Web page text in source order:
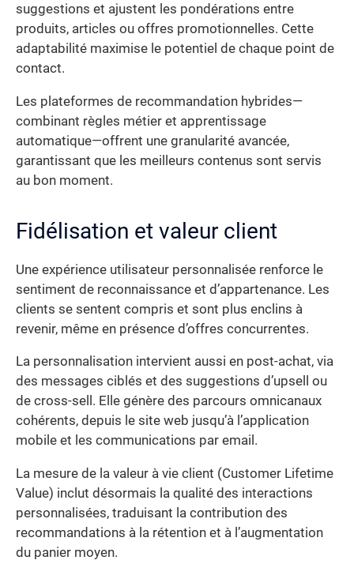
suggestions et ajustent les pondérations entre
produits, articles ou offres promotionnelles. Cette
adaptabilité maximise le potentiel de chaque point de
contact.
Les plateformes de recommandation hybrides—
combinant règles métier et apprentissage
automatique—offrent une granularité avancée,
garantissant que les meilleurs contenus sont servis
au bon moment.
Fidélisation et valeur client
Une expérience utilisateur personnalisée renforce le
sentiment de reconnaissance et d’appartenance. Les
clients se sentent compris et sont plus enclins à
revenir, même en présence d’offres concurrentes.
La personnalisation intervient aussi en post-achat, via
des messages ciblés et des suggestions d’upsell ou
de cross-sell. Elle génère des parcours omnicanaux
cohérents, depuis le site web jusqu’à l’application
mobile et les communications par email.
La mesure de la valeur à vie client (Customer Lifetime
Value) inclut désormais la qualité des interactions
personnalisées, traduisant la contribution des
recommandations à la rétention et à l’augmentation
du panier moyen.